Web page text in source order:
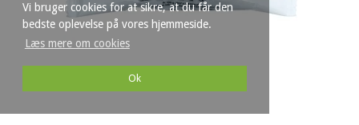
Vi bruger cookies for at sikre, at du får den
bedste oplevelse på vores hjemmeside.
Læs mere om cookies
Ok